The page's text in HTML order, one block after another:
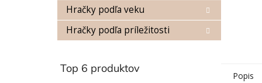
Hračky podľa veku
Hračky podľa príležitosti
Top 6 produktov
Popis